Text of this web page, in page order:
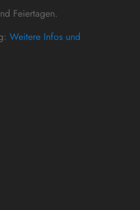
Feiertagen.
Weitere Infos und